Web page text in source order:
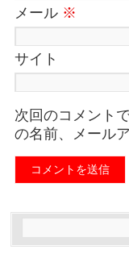
メール ※
サイト
次回のコメント
の名前、メール